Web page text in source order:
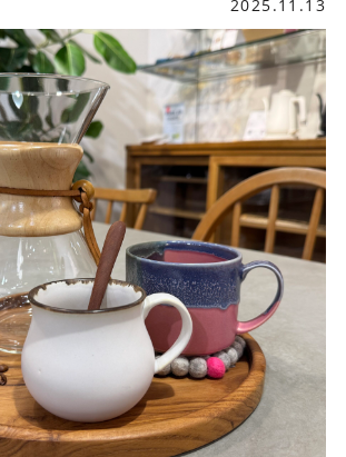
2025.11.13